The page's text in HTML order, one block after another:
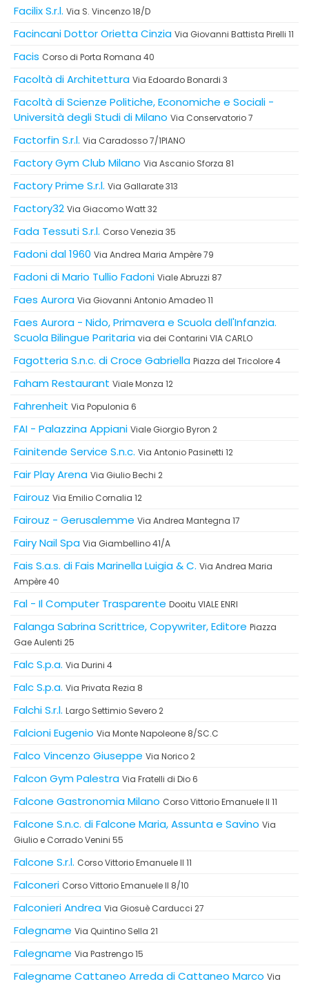
Facilix S.r.l. Via S. Vincenzo 18/D
Facincani Dottor Orietta Cinzia Via Giovanni Battista Pirelli 11
Facis Corso di Porta Romana 40
Facoltà di Architettura Via Edoardo Bonardi 3
Facoltà di Scienze Politiche, Economiche e Sociali -
Università degli Studi di Milano Via Conservatorio 7
Factorfin S.r.l. Via Caradosso 7/1PIANO
Factory Gym Club Milano Via Ascanio Sforza 81
Factory Prime S.r.l. Via Gallarate 313
Factory32 Via Giacomo Watt 32
Fada Tessuti S.r.l. Corso Venezia 35
Fadoni dal 1960 Via Andrea Maria Ampère 79
Fadoni di Mario Tullio Fadoni Viale Abruzzi 87
Faes Aurora Via Giovanni Antonio Amadeo 11
Faes Aurora - Nido, Primavera e Scuola dell'Infanzia.
Scuola Bilingue Paritaria via dei Contarini VIA CARLO
Fagotteria S.n.c. di Croce Gabriella Piazza del Tricolore 4
Faham Restaurant Viale Monza 12
Fahrenheit Via Populonia 6
FAI - Palazzina Appiani Viale Giorgio Byron 2
Fainitende Service S.n.c. Via Antonio Pasinetti 12
Fair Play Arena Via Giulio Bechi 2
Fairouz Via Emilio Cornalia 12
Fairouz - Gerusalemme Via Andrea Mantegna 17
Fairy Nail Spa Via Giambellino 41/A
Fais S.a.s. di Fais Marinella Luigia & C. Via Andrea Maria
Ampère 40
Fal - Il Computer Trasparente Dooitu VIALE ENRI
Falanga Sabrina Scrittrice, Copywriter, Editore Piazza
Gae Aulenti 25
Falc S.p.a. Via Durini 4
Falc S.p.a. Via Privata Rezia 8
Falchi S.r.l. Largo Settimio Severo 2
Falcioni Eugenio Via Monte Napoleone 8/SC.C
Falco Vincenzo Giuseppe Via Norico 2
Falcon Gym Palestra Via Fratelli di Dio 6
Falcone Gastronomia Milano Corso Vittorio Emanuele II 11
Falcone S.n.c. di Falcone Maria, Assunta e Savino Via
Giulio e Corrado Venini 55
Falcone S.r.l. Corso Vittorio Emanuele II 11
Falconeri Corso Vittorio Emanuele II 8/10
Falconieri Andrea Via Giosuè Carducci 27
Falegname Via Quintino Sella 21
Falegname Via Pastrengo 15
Falegname Cattaneo Arreda di Cattaneo Marco Via